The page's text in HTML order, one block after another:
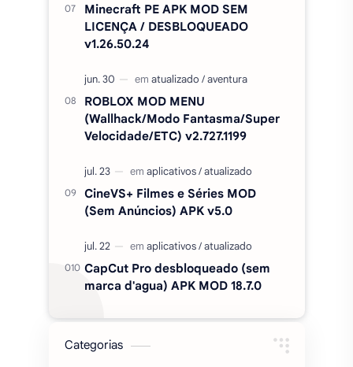
Minecraft PE APK MOD SEM
LICENÇA / DESBLOQUEADO
v1.26.50.24
ROBLOX MOD MENU
(Wallhack/Modo Fantasma/Super
Velocidade/ETC) v2.727.1199
CineVS+ Filmes e Séries MOD
(Sem Anúncios) APK v5.0
CapCut Pro desbloqueado (sem
marca d'agua) APK MOD 18.7.0
Categorias